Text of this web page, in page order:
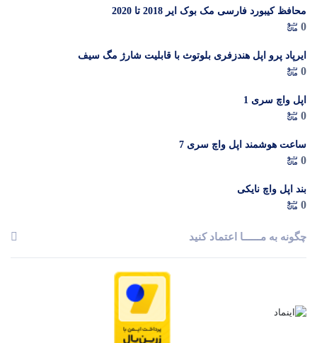
محافظ کیبورد فارسی مک بوک ایر 2018 تا 2020
0
ایرپاد پرو اپل هندزفری بلوتوث با قابلیت شارژ مگ سیف
0
اپل واچ سری 1
0
ساعت هوشمند اپل واچ سری 7
0
بند اپل واچ نایکی
0
چگونه به مــــــا اعتماد کنید